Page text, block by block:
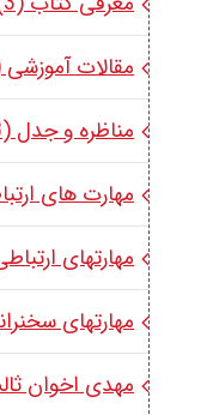
مقالات آموزشی (43)
مناظره و جدل (3)
مهارت های ارتباطی (11)
مهارتهای ارتباطی (1)
مهارتهای سخنرانی و
مهدی اخوان ثالث (18)